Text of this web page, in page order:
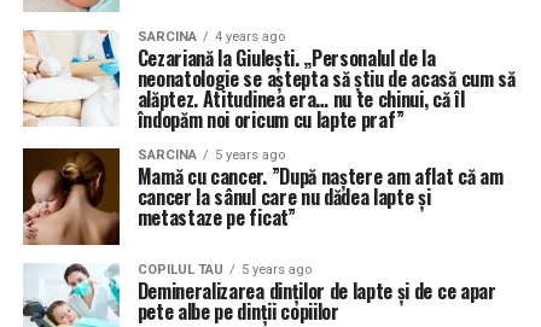
SARCINA 4 years ago
Cezariană la Giulești. „Personalul de la
neonatologie se aștepta să știu de acasă cum să
alăptez. Atitudinea era… nu te chinui, că îl
îndopăm noi oricum cu lapte praf”
SARCINA 5 years ago
Mamă cu cancer. ”După naștere am aflat că am
cancer la sânul care nu dădea lapte și
metastaze pe ficat”
COPILUL TAU 5 years ago
Demineralizarea dinților de lapte și de ce apar
pete albe pe dinții copiilor